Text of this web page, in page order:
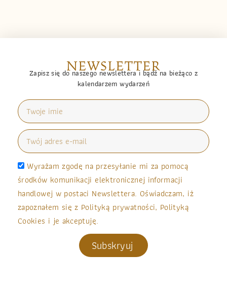
NEWSLETTER
Zapisz się do naszego newslettera i bądź na bieżąco z
kalendarzem wydarzeń
Wyrażam zgodę na przesyłanie mi za pomocą
środków komunikacji elektronicznej informacji
handlowej w postaci Newslettera. Oświadczam, iż
zapoznałem się z Polityką prywatności, Polityką
Cookies i je akceptuję.
Subskryuj